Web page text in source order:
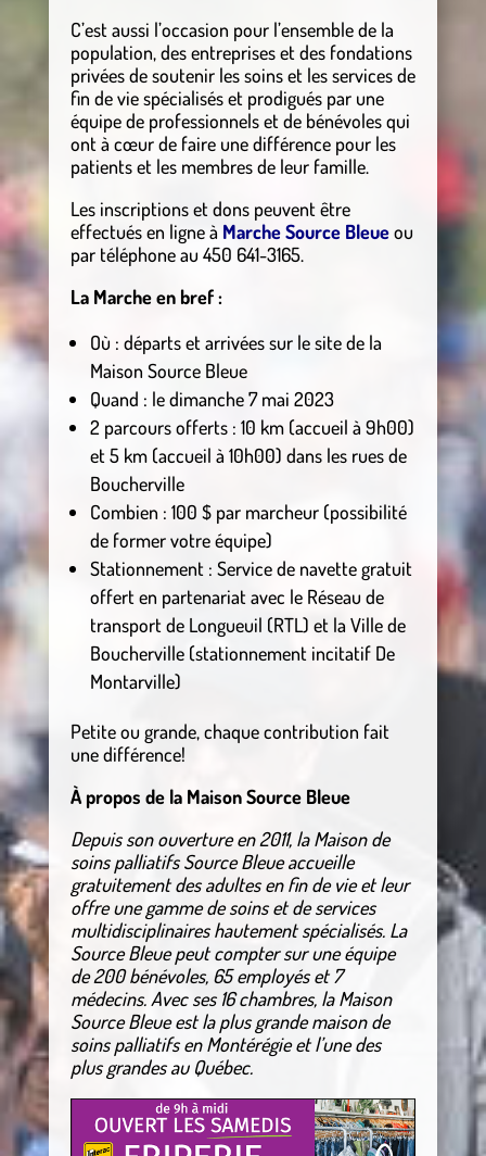
C’est aussi l’occasion pour l’ensemble de la
population, des entreprises et des fondations
privées de soutenir les soins et les services de
fin de vie spécialisés et prodigués par une
équipe de professionnels et de bénévoles qui
ont à cœur de faire une différence pour les
patients et les membres de leur famille.
Les inscriptions et dons peuvent être
effectués en ligne à Marche Source Bleueou
par téléphone au 450 641-3165.
La Marche en bref :
Où : départs et arrivées sur le site de la
Maison Source Bleue
Quand : le dimanche 7 mai 2023
2 parcours offerts : 10 km (accueil à 9h00)
et 5 km (accueil à 10h00) dans les rues de
Boucherville
Combien : 100 $ par marcheur (possibilité
de former votre équipe)
Stationnement : Service de navette gratuit
offert en partenariat avec le Réseau de
transport de Longueuil (RTL) et la Ville de
Boucherville (stationnement incitatif De
Montarville)
Petite ou grande, chaque contribution fait
une différence!
À propos de la Maison Source Bleue
Depuis son ouverture en 2011, la Maison de
soins palliatifs Source Bleue accueille
gratuitement des adultes en fin de vie et leur
offre une gamme de soins et de services
multidisciplinaires hautement spécialisés. La
Source Bleue peut compter sur une équipe
de 200 bénévoles, 65 employés et 7
médecins. Avec ses 16 chambres, la Maison
Source Bleue est la plus grande maison de
soins palliatifs en Montérégie et l’une des
plus grandes au Québec.